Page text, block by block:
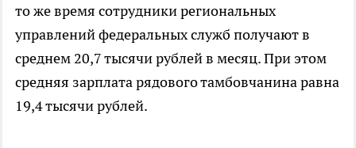
то же время сотрудники региональных
управлений федеральных служб получают в
среднем 20,7 тысячи рублей в месяц. При этом
средняя зарплата рядового тамбовчанина равна
19,4 тысячи рублей.